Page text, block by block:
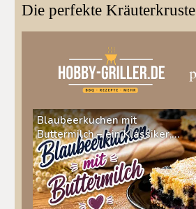
Die perfekte Kräuterkruste